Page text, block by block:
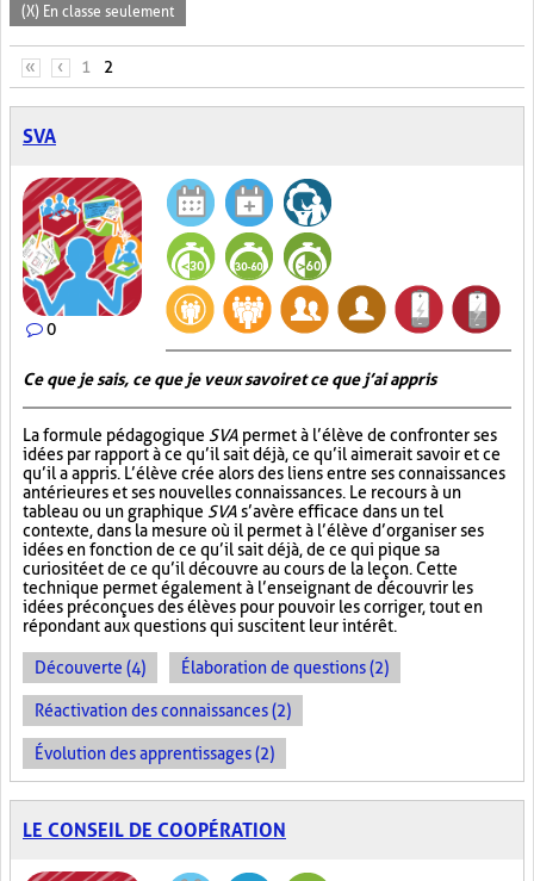
(X) En classe seulement
PAGES
« ‹ 1 2
SVA
0
Ce que je sais, ce que je veux savoir et ce que j’ai appris
La formule pédagogique SVA permet à l’élève de confronter ses
idées par rapport à ce qu’il sait déjà, ce qu’il aimerait savoir et ce
qu’il a appris. L’élève crée alors des liens entre ses connaissances
antérieures et ses nouvelles connaissances. Le recours à un
tableau ou un graphique SVA s’avère efficace dans un tel
contexte, dans la mesure où il permet à l’élève d’organiser ses
idées en fonction de ce qu’il sait déjà, de ce qui pique sa
curiosité et de ce qu’il découvre au cours de la leçon. Cette
technique permet également à l’enseignant de découvrir les
idées préconçues des élèves pour pouvoir les corriger, tout en
répondant aux questions qui suscitent leur intérêt.
Découverte (4) Élaboration de questions (2)
Réactivation des connaissances (2)
Évolution des apprentissages (2)
LE CONSEIL DE COOPÉRATION